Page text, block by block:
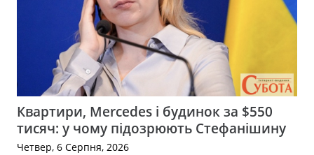
Квартири, Mercedes і будинок за $550
тисяч: у чому підозрюють Стефанішину
Четвер, 6 Серпня, 2026